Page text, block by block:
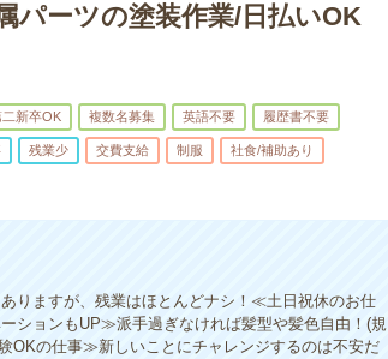
パーツの塗装作業/日払いOK
二新卒OK 複数名募集 英語不要 履歴書不要
残業少 交費支給 制服 社食/補助あり
りますが、残業はほとんどナシ！≪土日祝休のお仕
ションもUP≫派手過ぎなければ髪型や髪色自由！(規
OKの仕事≫新しいことにチャレンジするのは不安だ